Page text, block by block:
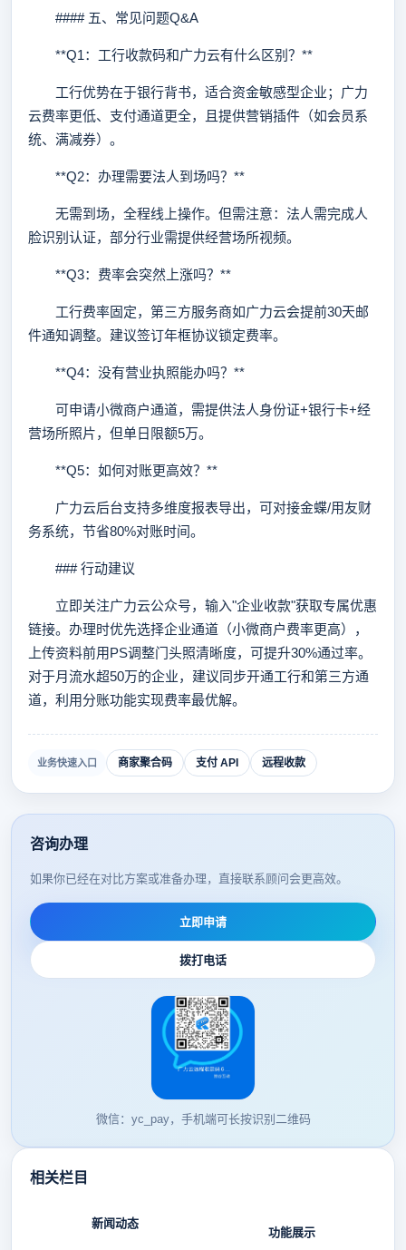
#### 五、常见问题Q&A
**Q1：工行收款码和广力云有什么区别？**
工行优势在于银行背书，适合资金敏感型企业；广力
云费率更低、支付通道更全，且提供营销插件（如会员系
统、满减券）。
**Q2：办理需要法人到场吗？**
无需到场，全程线上操作。但需注意：法人需完成人
脸识别认证，部分行业需提供经营场所视频。
**Q3：费率会突然上涨吗？**
工行费率固定，第三方服务商如广力云会提前30天邮
件通知调整。建议签订年框协议锁定费率。
**Q4：没有营业执照能办吗？**
可申请小微商户通道，需提供法人身份证+银行卡+经
营场所照片，但单日限额5万。
**Q5：如何对账更高效？**
广力云后台支持多维度报表导出，可对接金蝶/用友财
务系统，节省80%对账时间。
### 行动建议
立即关注广力云公众号，输入"企业收款"获取专属优惠
链接。办理时优先选择企业通道（小微商户费率更高），
上传资料前用PS调整门头照清晰度，可提升30%通过率。
对于月流水超50万的企业，建议同步开通工行和第三方通
道，利用分账功能实现费率最优解。
业务快速入口 商家聚合码 支付 API 远程收款
咨询办理
如果你已经在对比方案或准备办理，直接联系顾问会更高效。
立即申请
拨打电话
微信：yc_pay，手机端可长按识别二维码
相关栏目
新闻动态
功能展示